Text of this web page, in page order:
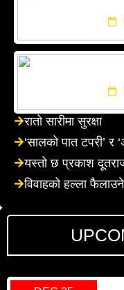
रातो सारीमा सुरक्षा
‘सालको पात टपरी’
यस्तो छ प्रकाश
विवाहको हल्ला